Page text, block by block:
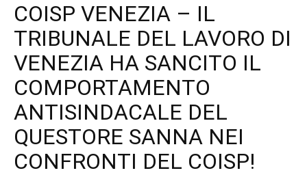
COISP VENEZIA – IL
TRIBUNALE DEL LAVORO DI
VENEZIA HA SANCITO IL
COMPORTAMENTO
ANTISINDACALE DEL
QUESTORE SANNA NEI
CONFRONTI DEL COISP!